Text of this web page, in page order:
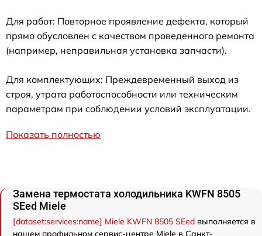
Для работ: Повторное проявление дефекта, который
прямо обусловлен с качеством проведенного ремонта
(например, неправильная установка запчасти).
Для комплектующих: Преждевременный выход из
строя, утрата работоспособности или техническим
параметрам при соблюдении условий эксплуатации.
Показать полностью
Замена термостата холодильника KWFN 8505
SEed Miele
[dataset:services:name] Miele KWFN 8505 SEed выполняется в
нашем профильном сервис-центре Miele в Санкт-